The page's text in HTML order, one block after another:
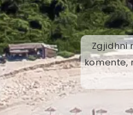
Zgjidhni
komente,